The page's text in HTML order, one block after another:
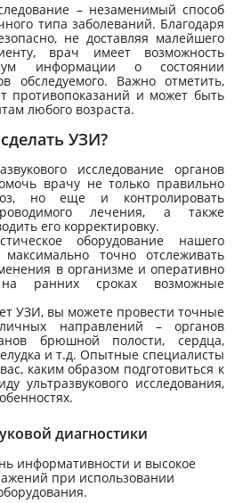
– незаменимый способ
типа заболеваний. Благодаря
не доставляя малейшего
врач имеет возможность
информации о состоянии
обследуемого. Важно отметить,
противопоказаний и может быть
любого возраста.
УЗИ?
исследование органов
врачу не только правильно
но еще и контролировать
лечения, а также
его корректировку.
оборудование нашего
точно отслеживать
в организме и оперативно
ранних сроках возможные
УЗИ, вы можете провести точные
направлений – органов
брюшной полости, сердца,
и т.д. Опытные специалисты
каким образом подготовиться к
ультразвукового исследования,
диагностики
информативности и высокое
при использовании